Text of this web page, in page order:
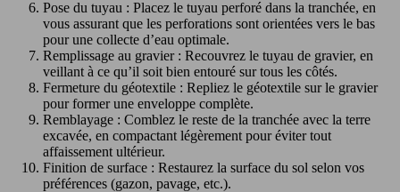
Pose du tuyau : Placez le tuyau perforé dans la tranchée, en
vous assurant que les perforations sont orientées vers le bas
pour une collecte d’eau optimale.
Remplissage au gravier : Recouvrez le tuyau de gravier, en
veillant à ce qu’il soit bien entouré sur tous les côtés.
Fermeture du géotextile : Repliez le géotextile sur le gravier
pour former une enveloppe complète.
Remblayage : Comblez le reste de la tranchée avec la terre
excavée, en compactant légèrement pour éviter tout
affaissement ultérieur.
Finition de surface : Restaurez la surface du sol selon vos
préférences (gazon, pavage, etc.).